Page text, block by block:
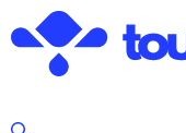
au
contenu